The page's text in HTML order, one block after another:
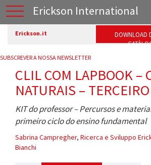
Erickson International
Erickson.it
DOWNLOAD
SUBSCREVER A NOSSA NEWSLETTER
CLIL COM LAPBOOK –
NATURAIS –
KIT do professor – Percursos e
primeiro ciclo do ensino fundamental
Sabrina Campregher, Ricerca e Sviluppo
Bianchi